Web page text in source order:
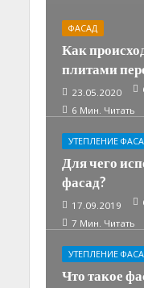
ФАСАД
Как
плитами
23.05.2020
6 Мин. Читать
УТЕПЛЕНИЕ
Для чего
фасад?
17.09.2019
7 Мин. Читать
УТЕПЛЕНИЕ
Что такое